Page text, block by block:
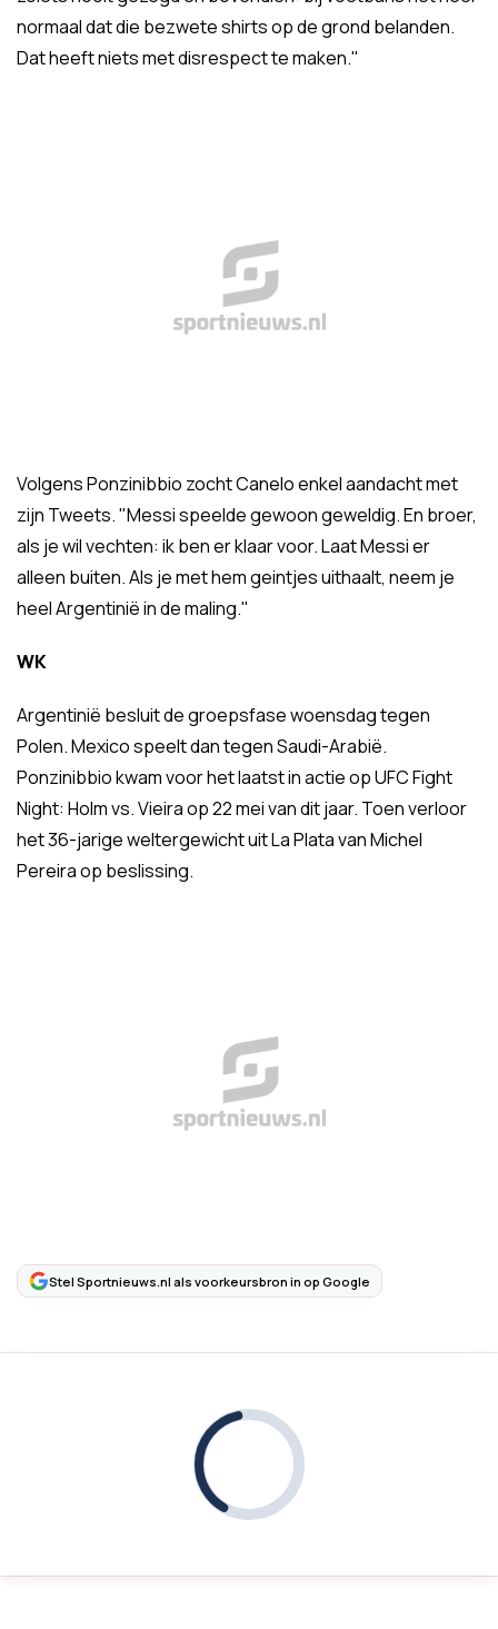
normaal dat die bezwete shirts op de grond belanden.
Dat heeft niets met disrespect te maken."
Volgens Ponzinibbio zocht Canelo enkel aandacht met
zijn Tweets. "Messi speelde gewoon geweldig. En broer,
als je wil vechten: ik ben er klaar voor. Laat Messi er
alleen buiten. Als je met hem geintjes uithaalt, neem je
heel Argentinië in de maling."
WK
Argentinië besluit de groepsfase woensdag tegen
Polen. Mexico speelt dan tegen Saudi-Arabië.
Ponzinibbio kwam voor het laatst in actie op UFC Fight
Night: Holm vs. Vieira op 22 mei van dit jaar. Toen verloor
het 36-jarige weltergewicht uit La Plata van Michel
Pereira op beslissing.
Stel Sportnieuws.nl als voorkeursbron in op Google